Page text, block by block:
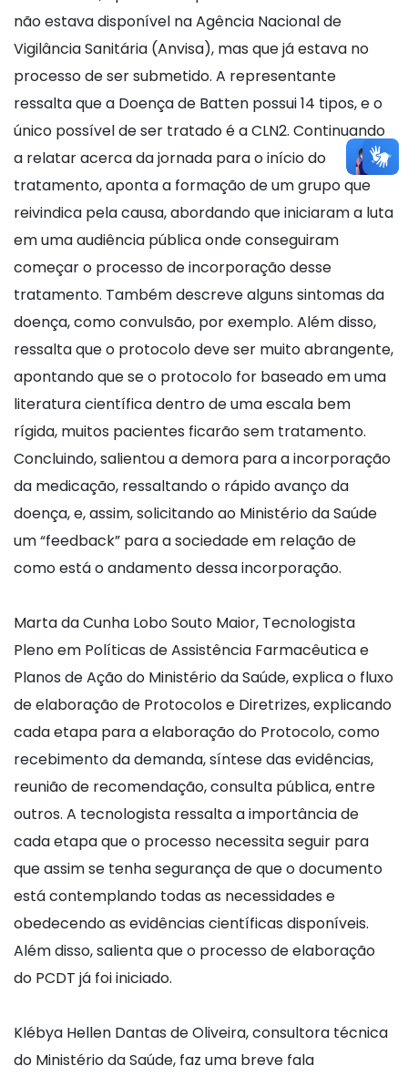
não estava disponível na Agência Nacional de
Vigilância Sanitária (Anvisa), mas que já estava no
processo de ser submetido. A representante
ressalta que a Doença de Batten possui 14 tipos, e o
único possível de ser tratado é a CLN2. Continuando
a relatar acerca da jornada para o início do
tratamento, aponta a formação de um grupo que
reivindica pela causa, abordando que iniciaram a luta
em uma audiência pública onde conseguiram
começar o processo de incorporação desse
tratamento. Também descreve alguns sintomas da
doença, como convulsão, por exemplo. Além disso,
ressalta que o protocolo deve ser muito abrangente,
apontando que se o protocolo for baseado em uma
literatura científica dentro de uma escala bem
rígida, muitos pacientes ficarão sem tratamento.
Concluindo, salientou a demora para a incorporação
da medicação, ressaltando o rápido avanço da
doença, e, assim, solicitando ao Ministério da Saúde
um “feedback” para a sociedade em relação de
como está o andamento dessa incorporação.
Marta da Cunha Lobo Souto Maior, Tecnologista
Pleno em Políticas de Assistência Farmacêutica e
Planos de Ação do Ministério da Saúde, explica o fluxo
de elaboração de Protocolos e Diretrizes, explicando
cada etapa para a elaboração do Protocolo, como
recebimento da demanda, síntese das evidências,
reunião de recomendação, consulta pública, entre
outros. A tecnologista ressalta a importância de
cada etapa que o processo necessita seguir para
que assim se tenha segurança de que o documento
está contemplando todas as necessidades e
obedecendo as evidências científicas disponíveis.
Além disso, salienta que o processo de elaboração
do PCDT já foi iniciado.
Klébya Hellen Dantas de Oliveira, consultora técnica
do Ministério da Saúde, faz uma breve fala